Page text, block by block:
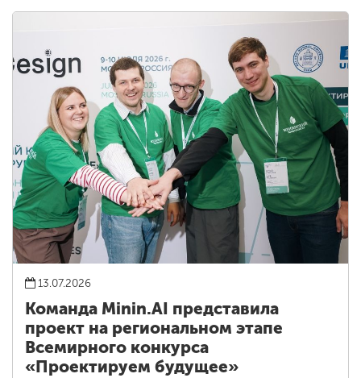
13.07.2026
Команда Minin.AI представила
проект на региональном этапе
Всемирного конкурса
«Проектируем будущее»